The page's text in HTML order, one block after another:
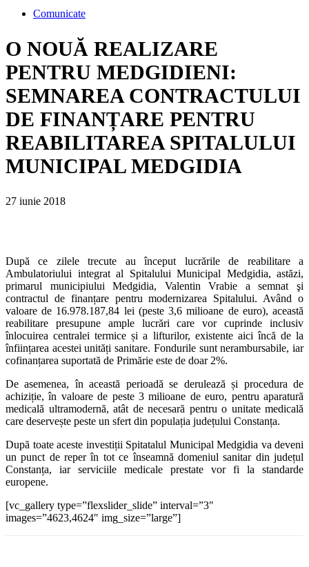
Comunicate
O NOUĂ REALIZARE
PENTRU MEDGIDIENI:
SEMNAREA CONTRACTULUI
DE FINANȚARE PENTRU
REABILITAREA SPITALULUI
MUNICIPAL MEDGIDIA
27 iunie 2018
După ce zilele trecute au început lucrările de reabilitare a
Ambulatoriului integrat al Spitalului Municipal Medgidia, astăzi,
primarul municipiului Medgidia, Valentin Vrabie a semnat şi
contractul de finanțare pentru modernizarea Spitalului. Având o
valoare de 16.978.187,84 lei (peste 3,6 milioane de euro), această
reabilitare presupune ample lucrări carevor cuprinde inclusiv
înlocuirea centralei termice și a lifturilor, existente aici încă de la
înființarea acestei unități sanitare. Fondurile sunt nerambursabile, iar
cofinanțarea suportată de Primărie este de doar 2%.
De asemenea, în această perioadă se derulează și procedura de
achiziție, în valoare de peste 3 milioane de euro, pentru aparatură
medicală ultramodernă, atât de necesară pentru o unitate medicală
care deservește peste un sfert din populația județului Constanța.
După toate aceste investiții Spitatalul Municipal Medgidia va deveni
un punct de reper în tot ce înseamnă domeniul sanitar din județul
Constanța, iar serviciile medicale prestate vor fi la standarde
europene.
[vc_gallery type=”flexslider_slide” interval=”3″
images=”4623,4624″ img_size=”large”]